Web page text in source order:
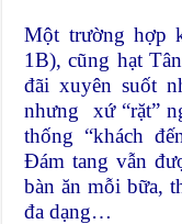
Một trường hợp
1B), cũng hạt
đãi xuyên suốt
nhưng xứ “rặt”
thống “khách
Đám tang vẫn
bàn ăn mỗi bữa,
đa dạng…